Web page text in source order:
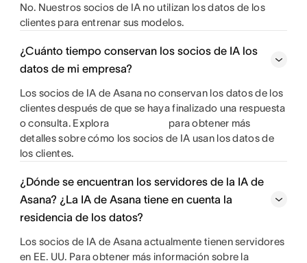
No. Nuestros socios de IA no utilizan los datos de los
clientes para entrenar sus modelos.
¿Cuánto tiempo conservan los socios de IA los
datos de mi empresa?
Los socios de IA de Asana no conservan los datos de los
clientes después de que se haya finalizado una respuesta
o consulta. Explora
para obtener más
detalles sobre cómo los socios de IA usan los datos de
los clientes.
¿Dónde se encuentran los servidores de la IA de
Asana? ¿La IA de Asana tiene en cuenta la
residencia de los datos?
Los socios de IA de Asana actualmente tienen servidores
en EE. UU. Para obtener más información sobre la